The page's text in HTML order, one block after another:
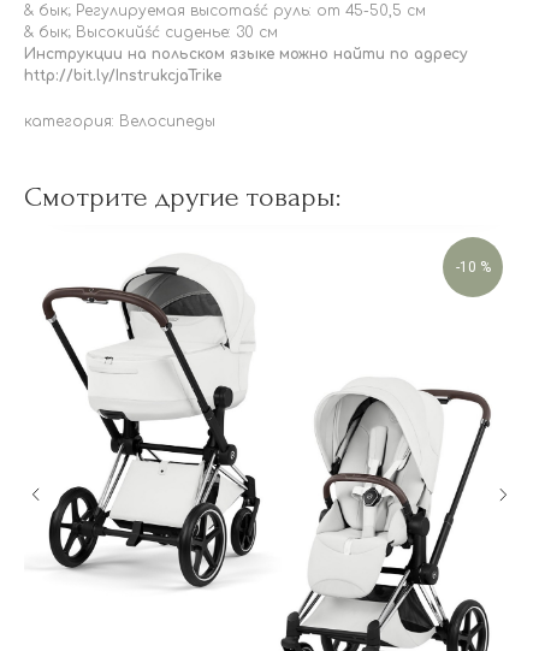
& бык; Регулируемая высотаść руль: от 45-50,5 см
& бык; Высокийść сиденье: 30 см
Инструкции на польском языке можно найти по адресу
http://bit.ly/InstrukcjaTrike
категория: Велосипеды
Смотрите другие товары:
-10 %